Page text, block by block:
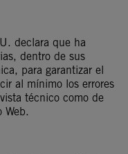
declara que ha
dentro de sus
para garantizar el
al mínimo los errores
técnico como de
Web.